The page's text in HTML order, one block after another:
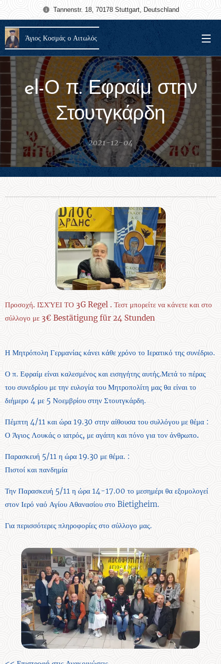
Tannenstr. 18, 70178 Stuttgart, Deutschland
Άγιος Κοσμάς ο Αιτωλός
el-Ο π. Εφραίμ στην
Στουτγκάρδη
2021-12-04
Προσοχή. ΙΣΧΎΕΙ ΤΟ 3G Regel . Τεστ μπορείτε να κάνετε και στο
σύλλογο με 3€ Bestätigung für 24 Stunden
Η Μητρόπολη Γερμανίας κάνει κάθε χρόνο το Ιερατικό της συνέδριο.
Ο π. Εφραίμ είναι καλεσμένος και εισηγήτης αυτής.Μετά το πέρας
του συνεδρίου με την ευλογία του Μητροπολίτη μας θα είναι το
διήμερο 4 με 5 Νοεμβρίου στην Στουτγκάρδη.
Πέμπτη 4/11 και ώρα 19.30 στην αίθουσα του συλλόγου με θέμα :
Ο Άγιος Λουκάς ο ιατρός, με αγάπη και πόνο για τον άνθρωπο.
Παρασκευή 5/11 η ώρα 19.30 με θέμα. :
Πιστοί και πανδημία
Την Παρασκευή 5/11 η ώρα 14-17.00 το μεσημέρι θα εξομολογεί
στον Ιερό ναό Αγίου Αθανασίου στο Bietigheim.
Για περισσότερες πληροφορίες στο σύλλογο μας.